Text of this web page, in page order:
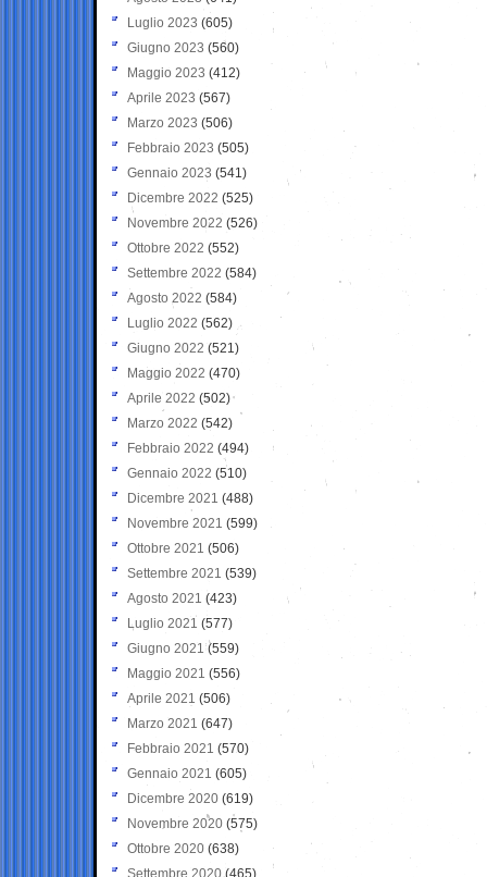
Luglio 2023 (605)
Giugno 2023 (560)
Maggio 2023 (412)
Aprile 2023 (567)
Marzo 2023 (506)
Febbraio 2023 (505)
Gennaio 2023 (541)
Dicembre 2022 (525)
Novembre 2022 (526)
Ottobre 2022 (552)
Settembre 2022 (584)
Agosto 2022 (584)
Luglio 2022 (562)
Giugno 2022 (521)
Maggio 2022 (470)
Aprile 2022 (502)
Marzo 2022 (542)
Febbraio 2022 (494)
Gennaio 2022 (510)
Dicembre 2021 (488)
Novembre 2021 (599)
Ottobre 2021 (506)
Settembre 2021 (539)
Agosto 2021 (423)
Luglio 2021 (577)
Giugno 2021(559)
Maggio 2021 (556)
Aprile 2021 (506)
Marzo 2021 (647)
Febbraio 2021 (570)
Gennaio 2021 (605)
Dicembre 2020 (619)
Novembre 2020 (575)
Ottobre 2020 (638)
Settembre 2020(465)